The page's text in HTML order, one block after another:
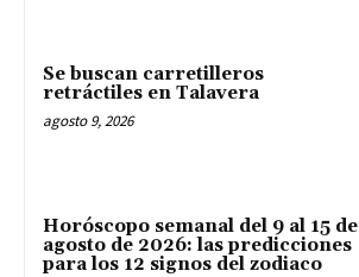
Se buscan carretilleros
retráctiles en Talavera
agosto 9, 2026
Horóscopo semanal del 9 al 15 de
agosto de 2026: las predicciones
para los 12 signos del zodiaco